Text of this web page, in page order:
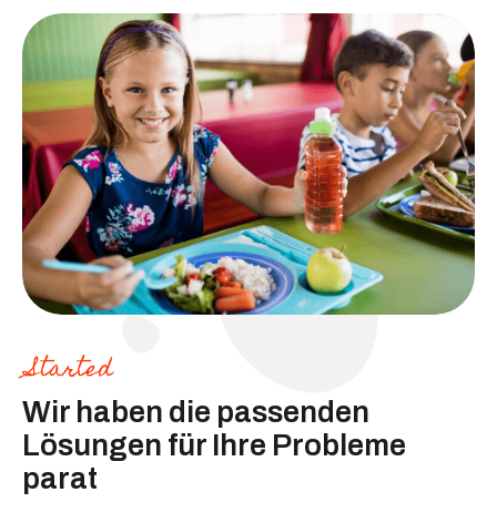
Started
Wir haben die passenden
Lösungen für Ihre Probleme
parat